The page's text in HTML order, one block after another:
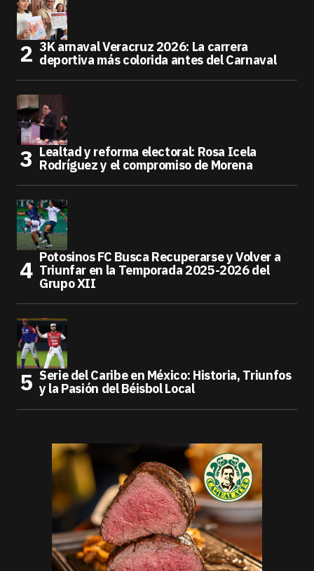
3K arnaval Veracruz 2026: La carrera
deportiva más colorida antes del Carnaval
Lealtad y reforma electoral: Rosa Icela
Rodríguez y el compromiso de Morena
Potosinos FC Busca Recuperarse y Volver a
Triunfar en la Temporada 2025-2026 del
Grupo XII
Serie del Caribe en México: Historia, Triunfos
y la Pasión del Béisbol Local